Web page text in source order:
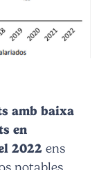
amb baixa
en
2022 ens